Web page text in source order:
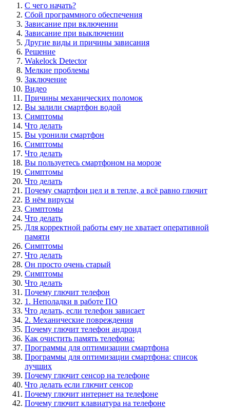
С чего начать?
Сбой программного обеспечения
Зависание при включении
Зависание при выключении
Другие виды и причины зависания
Решение
Wakelock Detector
Мелкие проблемы
Заключение
Видео
Причины механических поломок
Вы залили смартфон водой
Симптомы
Что делать
Вы уронили смартфон
Симптомы
Что делать
Вы пользуетесь смартфоном на морозе
Симптомы
Что делать
Почему смартфон цел и в тепле, а всё равно глючит
В нём вирусы
Симптомы
Что делать
Для корректной работы ему не хватает оперативной
памяти
Симптомы
Что делать
Он просто очень старый
Симптомы
Что делать
Почему глючит телефон
1. Неполадки в работе ПО
Что делать, если телефон зависает
2. Механические повреждения
Почему глючит телефон андроид
Как очистить память телефона:
Программы для оптимизации смартфона
Программы для оптимизации смартфона: список
лучших
Почему глючит сенсор на телефоне
Что делать если глючит сенсор
Почему глючит интернет на телефоне
Почему глючит клавиатура на телефоне